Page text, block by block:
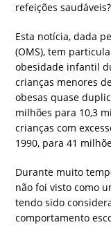
refeições saudáveis?
Esta notícia, dada
(OMS), tem
obesidade infantil
crianças menores
obesas quase
milhões para 10,3
crianças com
1990, para 41
Durante muito
não foi visto como
tendo sido
comportamento